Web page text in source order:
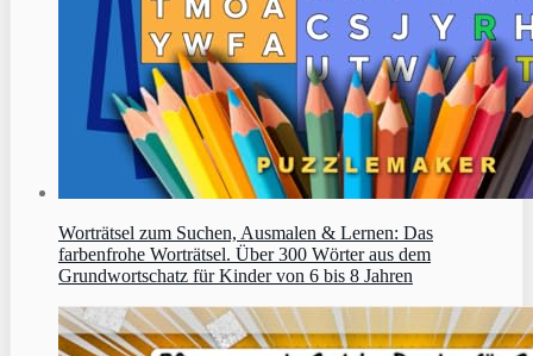
Worträtsel zum Suchen, Ausmalen & Lernen: Das
farbenfrohe Worträtsel. Über 300 Wörter aus dem
Grundwortschatz für Kinder von 6 bis 8 Jahren